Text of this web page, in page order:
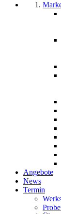
Angebote
News
Termin